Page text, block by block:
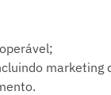
marketing